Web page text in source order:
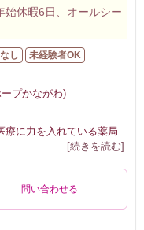
休暇6日、オールシー
し 未経験者OK
プかながわ)
療に力を入れている薬局
[続きを読む]
問い合わせる